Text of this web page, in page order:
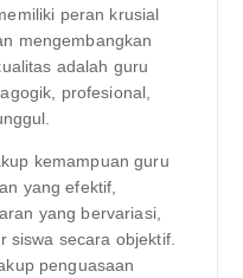
peran krusial
mengembangkan
adalah guru
profesional,
kemampuan guru
yang efektif,
yang bervariasi,
siswa secara objektif.
penguasaan